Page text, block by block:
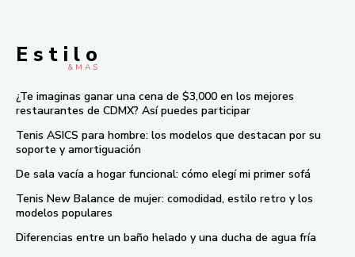
E s t i l o
& M À S
¿Te imaginas ganar una cena de $3,000 en los mejores
restaurantes de CDMX? Así puedes participar
Tenis ASICS para hombre: los modelos que destacan por su
soporte y amortiguación
De sala vacía a hogar funcional: cómo elegí mi primer sofá
Tenis New Balance de mujer: comodidad, estilo retro y los
modelos populares
Diferencias entre un baño helado y una ducha de agua fría